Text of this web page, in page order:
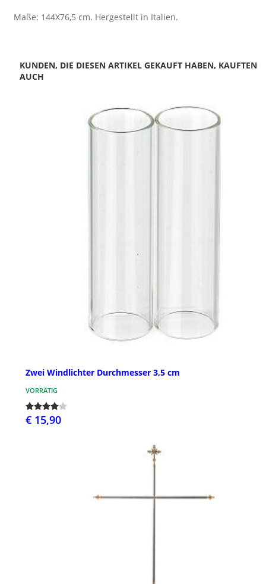
Maße: 144X76,5 cm. Hergestellt in Italien.
KUNDEN, DIE DIESEN ARTIKEL GEKAUFT HABEN, KAUFTEN
AUCH
Zwei Windlichter Durchmesser 3,5 cm
VORRÄTIG
€ 15,90